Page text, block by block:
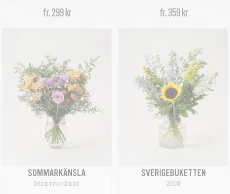
fr.299 kr fr.359 kr
SOMMARKÄNSLA
Dela sommarkänslan
SVERIGEBUKETTEN
1203243